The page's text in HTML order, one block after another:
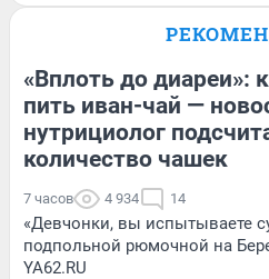
«Вплоть до диареи»:
пить иван-чай —
нутрициолог
количество чашек
7 часов 4 934 14
«Девчонки, вы испытываете
подпольной рюмочной на
YA62.RU